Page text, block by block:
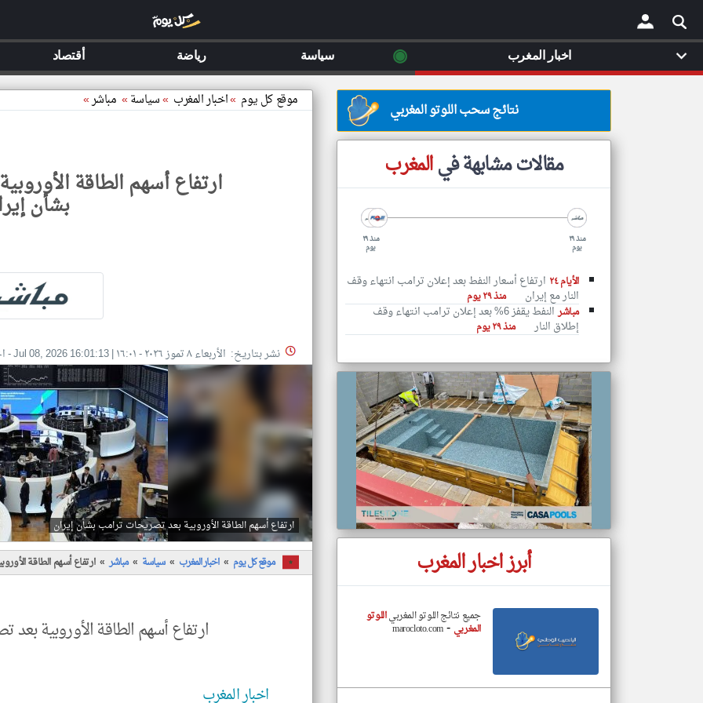
× موقع كل يوم »اخبار المغرب »سياسة» مباشر»
ارتفاع أسهم الطاقة
بشأن
نشر بتاريخ: الأربعاء ٨ تموز ٢٠٢٦ - ١٦:٠١ |
Jul 08, 2026 16:01:13
-
ارتفاع أسهم الطاقة الأوروبية بعد تصريحات ترامب بشأن إيران
موقع كل يوم اخبار المغرب سياسة مباشر ارتفاع أسهم الطاقة
ارتفاع أسهم الطاقة الأوروبية
اخبار المغرب
نتائج سحب اللوتو المغربي
مقالات مشابهة فيالمغرب
منذ ٢٩
يوم
منذ ٢٩
يوم
الأيام ٢٤ ارتفاع أسعار النفط بعد إعلان ترامب انتهاء وقف
النار مع إيران
منذ ٢٩ يوم
مباشر
النفط يقفز 6% بعد إعلان ترامب انتهاء وقف
إطلاق النار منذ ٢٩ يوم
أبرز اخبار المغرب
جميع نتائج اللوتو المغربياللوتو
المغربي -
marocloto.com
اخبار المغرب ◉ سياسة رياضة أقتصاد